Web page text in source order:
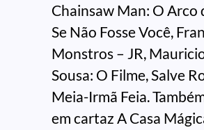
Chainsaw Man: O Arco
Se Não Fosse Você,
Monstros – JR,
Sousa: O Filme, Salve
Meia-Irmã Feia.
em cartaz A Casa